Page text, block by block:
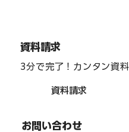
資料請求
3分で完了！カンタン資
資料請求
お問い合わせ